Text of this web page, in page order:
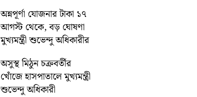
অন্নপূর্ণা যোজনার টাকা ১৭
আগস্ট থেকে, বড় ঘোষণা
মুখ্যমন্ত্রী শুভেন্দু অধিকারীর
অসুস্থ মিঠুন চক্রবর্তীর
খোঁজে হাসপাতালে মুখ্যমন্ত্রী
শুভেন্দু অধিকারী